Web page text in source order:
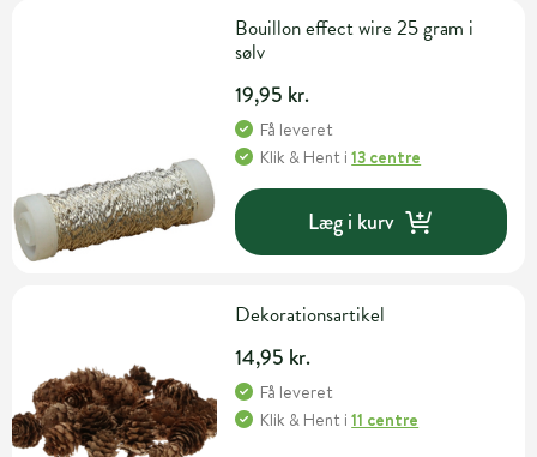
Bouillon effect wire 25 gram i
sølv
19,95 kr.
Få leveret
Klik & Hent i13 centre
Læg i kurv
Dekorationsartikel
14,95 kr.
Få leveret
Klik & Hent i11 centre